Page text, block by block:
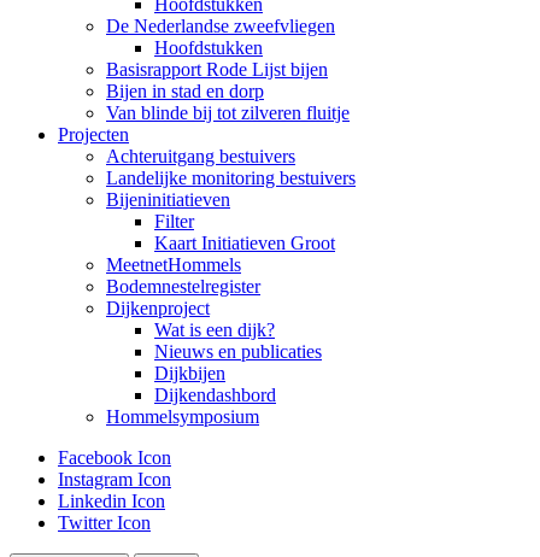
Hoofdstukken
De Nederlandse zweefvliegen
Hoofdstukken
Basisrapport Rode Lijst bijen
Bijen in stad en dorp
Van blinde bij tot zilveren fluitje
Projecten
Achteruitgang bestuivers
Landelijke monitoring bestuivers
Bijeninitiatieven
Filter
Kaart Initiatieven Groot
MeetnetHommels
Bodemnestelregister
Dijkenproject
Wat is een dijk?
Nieuws en publicaties
Dijkbijen
Dijkendashbord
Hommelsymposium
Facebook Icon
Instagram Icon
Linkedin Icon
Twitter Icon